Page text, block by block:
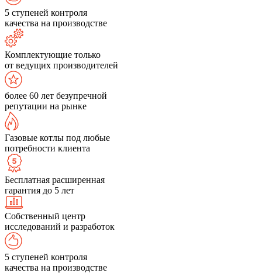
5 ступеней контроля
качества на производстве
Комплектующие только
от ведущих производителей
более 60 лет безупречной
репутации на рынке
Газовые котлы под любые
потребности клиента
Бесплатная расширенная
гарантия до 5 лет
Собственный центр
исследований и разработок
5 ступеней контроля
качества на производстве